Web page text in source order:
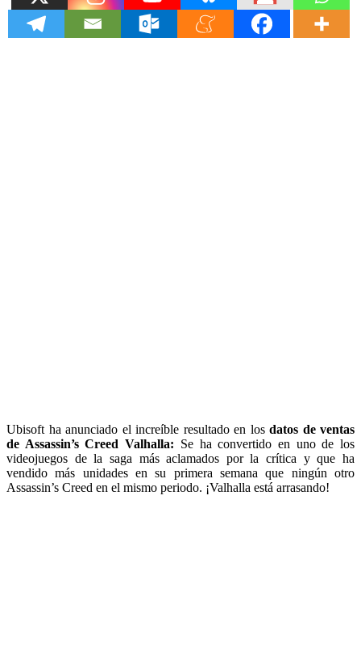
Ubisoft ha anunciado el increíble resultado en los datos de ventas
de Assassin’s Creed Valhalla: Se ha convertido en uno de los
videojuegos de la saga más aclamados por la crítica y que ha
vendido más unidades en su primera semana que ningún otro
Assassin’s Creed en el mismo periodo. ¡Valhalla está arrasando!